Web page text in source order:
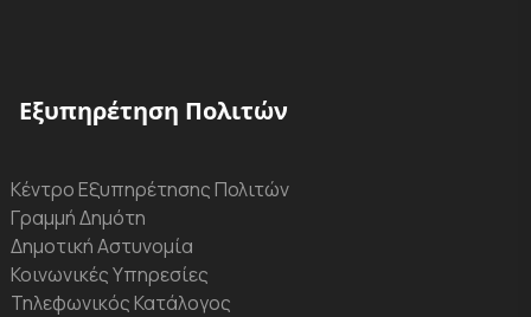
Εξυπηρέτηση Πολιτών
Κέντρο Εξυπηρέτησης Πολιτών
Γραμμή Δημότη
Δημοτική Αστυνομία
Κοινωνικές Υπηρεσίες
Τηλεφωνικός Κατάλογος